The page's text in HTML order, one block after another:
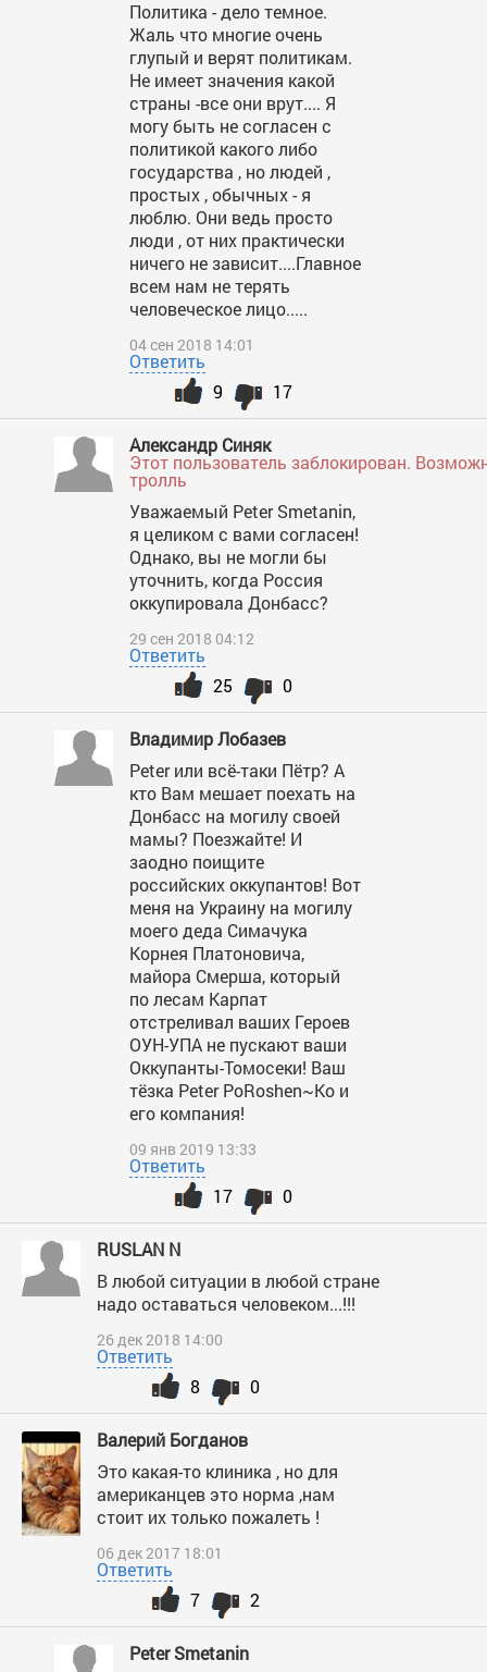
Политика - дело темное.
Жаль что многие очень
глупый и верят политикам.
Не имеет значения какой
страны -все они врут.... Я
могу быть не согласен с
политикой какого либо
государства , но людей ,
простых , обычных - я
люблю. Они ведь просто
люди , от них практически
ничего не зависит....Главное
всем нам не терять
человеческое лицо.....
04 сен 2018 14:01
Ответить
17
9
Александр Синяк
Этот пользователь заблокирован.
тролль
Уважаемый Peter Smetanin,
я целиком с вами согласен!
Однако, вы не могли бы
уточнить, когда Россия
оккупировала Донбасс?
29 сен 2018 04:12
Ответить
0
25
Владимир Лобазев
Peter или всё-таки Пётр? А
кто Вам мешает поехать на
Донбасс на могилу своей
мамы? Поезжайте! И
заодно поищите
российских оккупантов! Вот
меня на Украину на могилу
моего деда Симачука
Корнея Платоновича,
майора Смерша, который
по лесам Карпат
отстреливал ваших Героев
ОУН-УПА не пускают ваши
Оккупанты-Томосеки! Ваш
тёзка Peter PoRoshen~Ko и
его компания!
09 янв 2019 13:33
Ответить
0
17
RUSLAN N
В любой ситуации в любой стране
надо оставаться человеком...!!!
26 дек 2018 14:00
Ответить
0
8
Валерий Богданов
Это какая-то клиника , но для
американцев это норма ,нам
стоит их только пожалеть !
06 дек 2017 18:01
Ответить
2
7
Peter Smetanin